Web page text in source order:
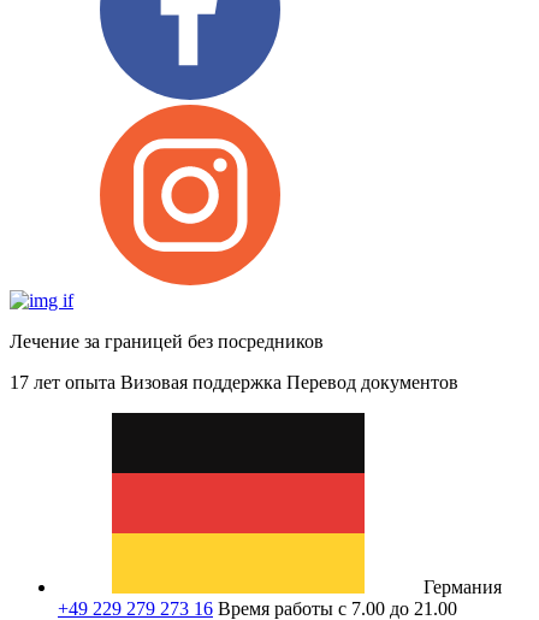
Лечение за границей без посредников
17 лет опыта Визовая поддержка Перевод документов
Германия
+49 229 279 273 16 Время работы с 7.00 до 21.00